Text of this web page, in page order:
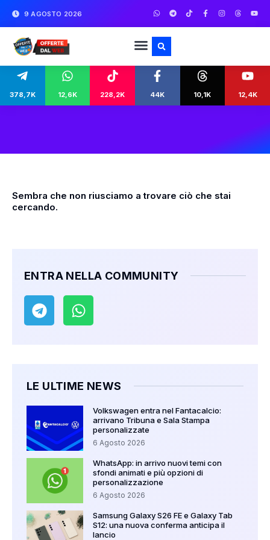
9 AGOSTO 2026
378,7K 12,6K 228,2K 44K 10,1K 12,4K
Sembra che non riusciamo a trovare ciò che stai
cercando.
ENTRA NELLA COMMUNITY
LE ULTIME NEWS
Volkswagen entra nel Fantacalcio:
arrivano Tribuna e Sala Stampa
personalizzate
6 Agosto 2026
WhatsApp: in arrivo nuovi temi con
sfondi animati e più opzioni di
personalizzazione
6 Agosto 2026
Samsung Galaxy S26 FE e Galaxy Tab
S12: una nuova conferma anticipa il
lancio